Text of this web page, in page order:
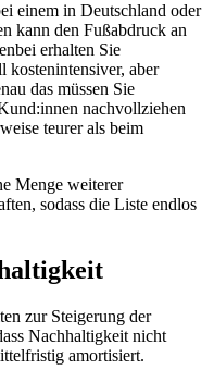
einem in Deutschland oder
kann den Fußabdruck an
erhalten Sie
kostenintensiver, aber
das müssen Sie
nachvollziehen
teurer als beim
Menge weiterer
sodass die Liste endlos
zur Steigerung der
Nachhaltigkeit nicht
amortisiert.